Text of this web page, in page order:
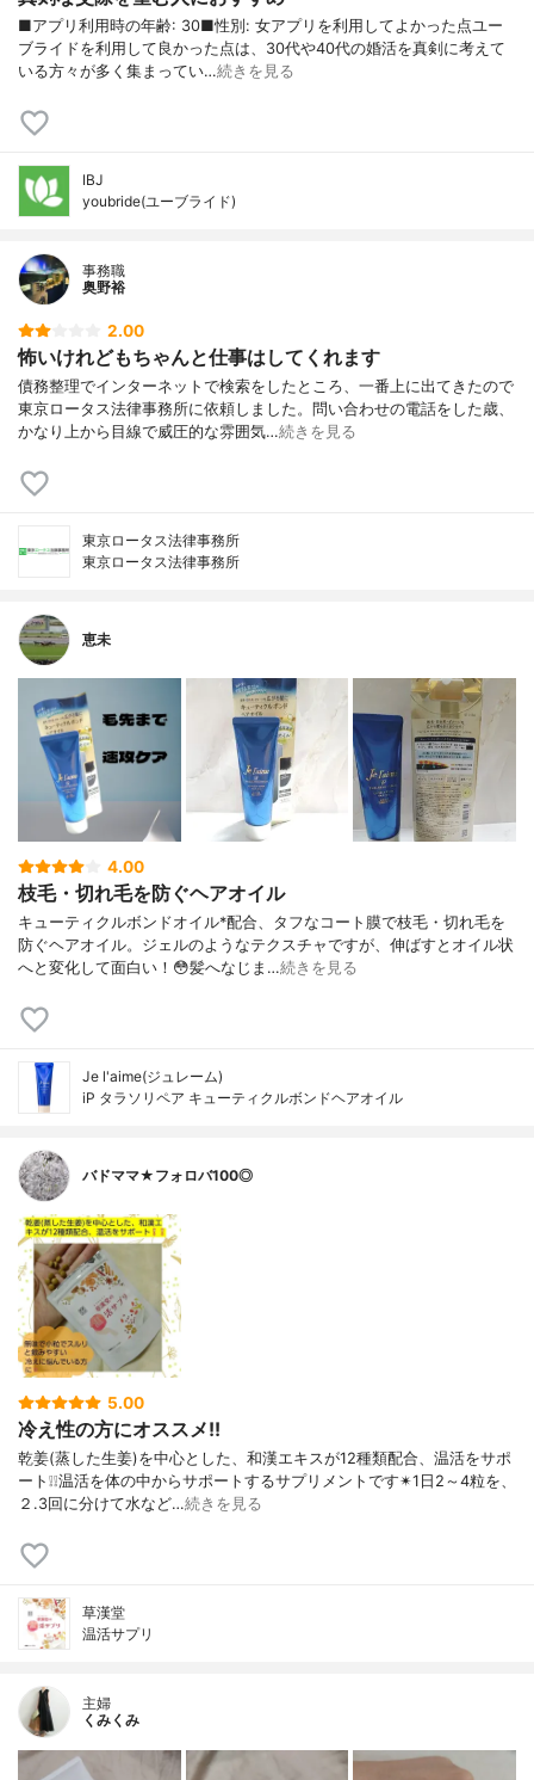
■アプリ利用時の年齢: 30■性別: 女アプリを利用してよかった点ユー
ブライドを利用して良かった点は、30代や40代の婚活を真剣に考えて
いる方々が多く集まってい…続きを見る
IBJ
youbride(ユーブライド)
事務職
奥野裕
2.00
怖いけれどもちゃんと仕事はしてくれます
債務整理でインターネットで検索をしたところ、一番上に出てきたので
東京ロータス法律事務所に依頼しました。問い合わせの電話をした歳、
かなり上から目線で威圧的な雰囲気…続きを見る
東京ロータス法律事務所
東京ロータス法律事務所
恵未
4.00
枝毛・切れ毛を防ぐヘアオイル
キューティクルボンドオイル*配合、タフなコート膜で枝毛・切れ毛を
防ぐヘアオイル。ジェルのようなテクスチャですが、伸ばすとオイル状
へと変化して面白い！😳髪へなじま…続きを見る
Je l'aime(ジュレーム)
iP タラソリペア キューティクルボンドヘアオイル
バドママ★フォロバ100◎
5.00
冷え性の方にオススメ!!
乾姜(蒸した生姜)を中心とした、和漢エキスが12種類配合、温活をサポ
ート❕❕温活を体の中からサポートするサプリメントです✴1日2～4粒を、
２.3回に分けて水など…続きを見る
草漢堂
温活サプリ
主婦
くみくみ